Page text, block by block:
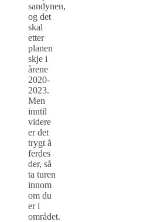
sandynen,
og det
skal
etter
planen
skje i
årene
2020-
2023.
Men
inntil
videre
er det
trygt å
ferdes
der, så
ta turen
innom
om du
er i
området.